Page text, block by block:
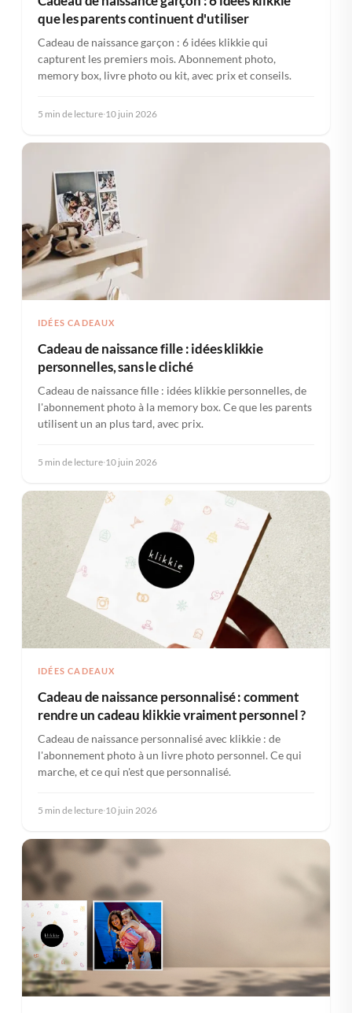
Cadeau de naissance garçon : 6 idées klikkie qui
capturent les premiers mois. Abonnement photo,
memory box, livre photo ou kit, avec prix et conseils.
5 min de lecture·10 juin 2026
que les parents continuent d'utiliser
IDÉES CADEAUX
Cadeau de naissance fille : idées klikkie personnelles, de
l'abonnement photo à la memory box. Ce que les parents
utilisent un an plus tard, avec prix.
5 min de lecture·10 juin 2026
Cadeau de naissance fille : idées klikkie
personnelles, sans le cliché
IDÉES CADEAUX
Cadeau de naissance personnalisé avec klikkie : de
l'abonnement photo à un livre photo personnel. Ce qui
marche, et ce qui n'est que personnalisé.
5 min de lecture·10 juin 2026
Cadeau de naissance personnalisé : comment
rendre un cadeau klikkie vraiment personnel ?